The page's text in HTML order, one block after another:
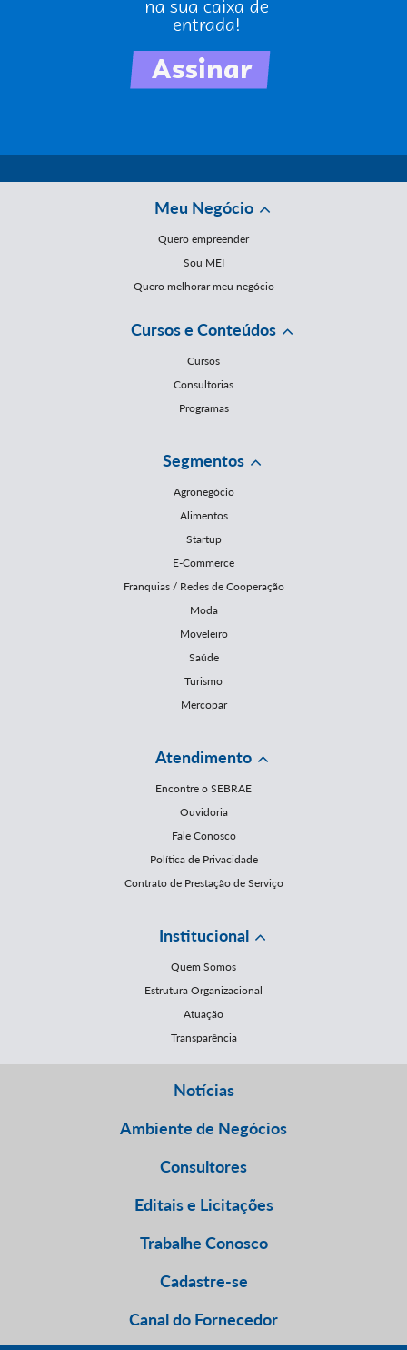
Meu Negócio
Quero empreender
Sou MEI
Quero melhorar meu negócio
Cursos e Conteúdos
Cursos
Consultorias
Programas
Segmentos
Agronegócio
Alimentos
Startup
E-Commerce
Franquias / Redes de Cooperação
Moda
Moveleiro
Saúde
Turismo
Mercopar
Atendimento
Encontre o SEBRAE
Ouvidoria
Fale Conosco
Política de Privacidade
Contrato de Prestação de Serviço
Institucional
Quem Somos
Estrutura Organizacional
Atuação
Transparência
Notícias
Ambiente de Negócios
Consultores
Editais e Licitações
Trabalhe Conosco
Cadastre-se
Canal do Fornecedor